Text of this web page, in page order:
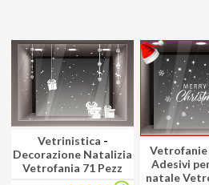
Vetrinistica -
Decorazione Natalizia
Vetrofania 71 Pezz
Adesivi
natale